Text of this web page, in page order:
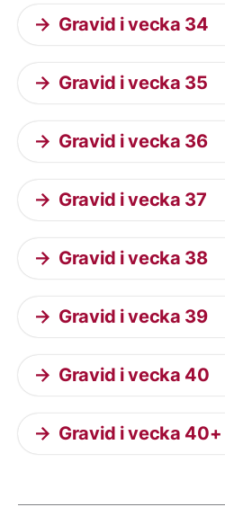
Gravid i vecka 34
Gravid i vecka 35
Gravid i vecka 36
Gravid i vecka 37
Gravid i vecka 38
Gravid i vecka 39
Gravid i vecka 40
Gravid i vecka 40+